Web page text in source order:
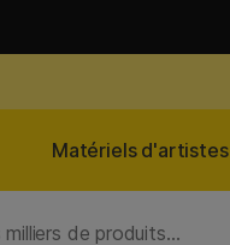
Matériels d'artistes